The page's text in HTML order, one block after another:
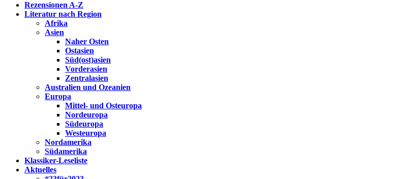
Rezensionen A-Z
Literatur nach Region
Afrika
Asien
Naher Osten
Ostasien
Süd(ost)asien
Vorderasien
Zentralasien
Australien und Ozeanien
Europa
Mittel- und Osteuropa
Nordeuropa
Südeuropa
Westeuropa
Nordamerika
Südamerika
Klassiker-Leseliste
Aktuelles